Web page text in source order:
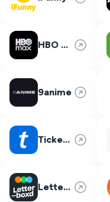
HBO Max
9anime
Ticketmaster
Letterboxd